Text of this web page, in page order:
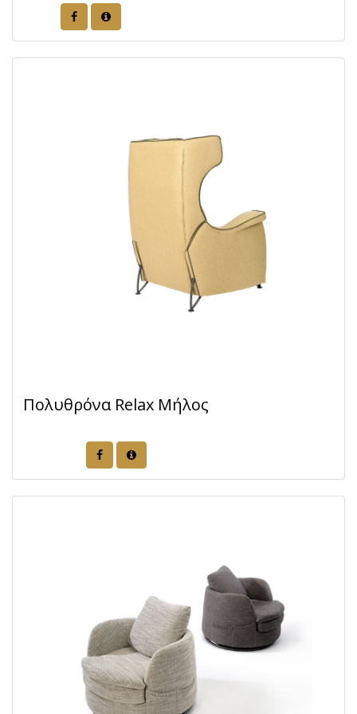
Πολυθρόνα Relax Μήλος